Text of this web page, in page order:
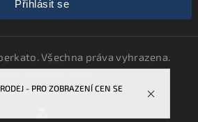
- PRO ZOBRAZENÍ CEN SE
Přihlásit se
. Všechna práva vyhrazena.
Shoptet| DesignShoptak.cz.